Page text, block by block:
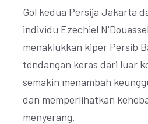
Gol kedua Persija Jakarta
individu Ezechiel
menaklukkan kiper Persib
tendangan keras dari luar
semakin menambah
dan memperlihatkan
menyerang.